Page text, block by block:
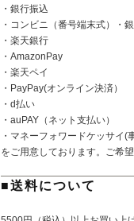
・銀行振込
・コンビニ（番号端末式）・
・楽天銀行
・AmazonPay
・楽天ペイ
・PayPay(オンライン決済）
・d払い
・auPAY（ネット支払い）
・マネーフォワードケッサイ(
をご用意しております。ご希
■送料について